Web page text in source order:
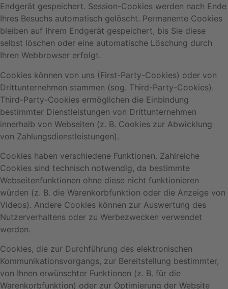
Endgerät gespeichert. Session-Cookies werden nach Ende
Ihres Besuchs automatisch gelöscht. Permanente Cookies
bleiben auf Ihrem Endgerät gespeichert, bis Sie diese
selbst löschen oder eine automatische Löschung durch
Ihren Webbrowser erfolgt.
Cookies können von uns (First-Party-Cookies) oder von
Drittunternehmen stammen (sog. Third-Party-Cookies).
Third-Party-Cookies ermöglichen die Einbindung
bestimmter Dienstleistungen von Drittunternehmen
innerhalb von Webseiten (z. B. Cookies zur Abwicklung
von Zahlungsdienstleistungen).
Cookies haben verschiedene Funktionen. Zahlreiche
Cookies sind technisch notwendig, da bestimmte
Webseitenfunktionen ohne diese nicht funktionieren
würden (z. B. die Warenkorbfunktion oder die Anzeige von
Videos). Andere Cookies können zur Auswertung des
Nutzerverhaltens oder zu Werbezwecken verwendet
werden.
Cookies, die zur Durchführung des elektronischen
Kommunikationsvorgangs, zur Bereitstellung bestimmter,
von Ihnen erwünschter Funktionen (z. B. für die
Warenkorbfunktion) oder zur Optimierung der Website